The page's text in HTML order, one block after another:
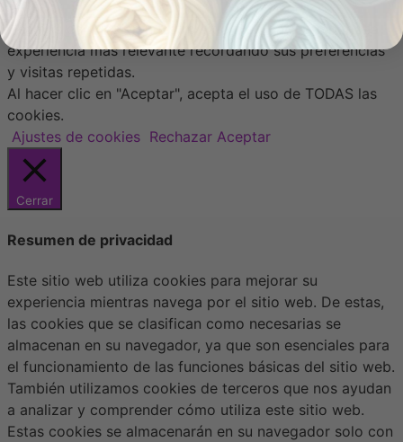
Usamos cookies en nuestro sitio web para brindarle la
experiencia más relevante recordando sus preferencias
y visitas repetidas.
Al hacer clic en "Aceptar", acepta el uso de TODAS las
cookies.
Ajustes de cookies Rechazar Aceptar
Cerrar
Resumen de privacidad
Este sitio web utiliza cookies para mejorar su
experiencia mientras navega por el sitio web. De estas,
las cookies que se clasifican como necesarias se
almacenan en su navegador, ya que son esenciales para
el funcionamiento de las funciones básicas del sitio web.
También utilizamos cookies de terceros que nos ayudan
a analizar y comprender cómo utiliza este sitio web.
Estas cookies se almacenarán en su navegador solo con